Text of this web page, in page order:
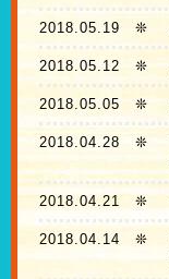
2018.05.19 ❊
2018.05.12 ❊
2018.05.05 ❊
2018.04.28 ❊
2018.04.21 ❊
2018.04.14 ❊